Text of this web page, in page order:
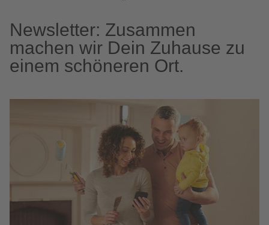
Newsletter: Zusammen
machen wir Dein Zuhause zu
einem schöneren Ort.